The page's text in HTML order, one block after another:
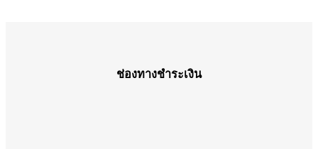
ช่องทางชำระเงิน